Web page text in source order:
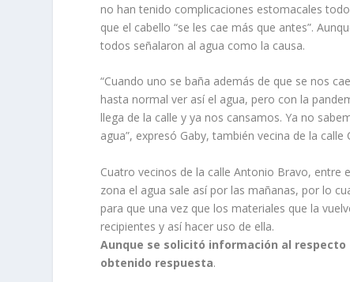
no han tenido complicaciones estomacales
que el cabello “se les cae más que antes”.
todos señalaron al agua como la causa.
“Cuando uno se baña además de que se nos
hasta normal ver así el agua, pero con la
llega de la calle y ya nos cansamos. Ya no
agua”, expresó Gaby, también vecina de la calle
Cuatro vecinos de la calle Antonio Bravo, entre
zona el agua sale así por las mañanas, por lo
para que una vez que los materiales que la
recipientes y así hacer uso de ella.
Aunque se solicitó información al
obtenido respuesta.